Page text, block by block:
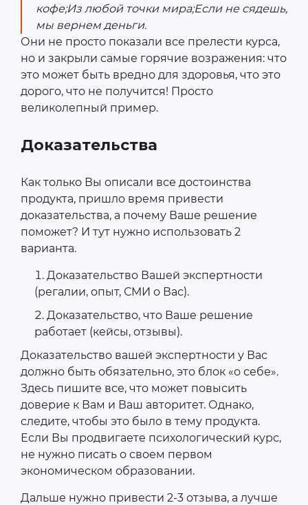
кофе;Из любой точки мира;Если не сядешь,
мы вернем деньги.
Они не просто показали все прелести курса,
но и закрыли самые горячие возражения: что
это может быть вредно для здоровья, что это
дорого, что не получится! Просто
великолепный пример.
Доказательства
Как только Вы описали все достоинства
продукта, пришло время привести
доказательства, а почему Ваше решение
поможет? И тут нужно использовать 2
варианта.
Доказательство Вашей экспертности
(регалии, опыт, СМИ о Вас).
Доказательство, что Ваше решение
работает (кейсы, отзывы).
Доказательство вашей экспертности у Вас
должно быть обязательно, это блок «о себе».
Здесь пишите все, что может повысить
доверие к Вам и Ваш авторитет. Однако,
следите, чтобы это было в тему продукта.
Если Вы продвигаете психологический курс,
не нужно писать о своем первом
экономическом образовании.
Дальше нужно привести 2-3 отзыва, а лучше